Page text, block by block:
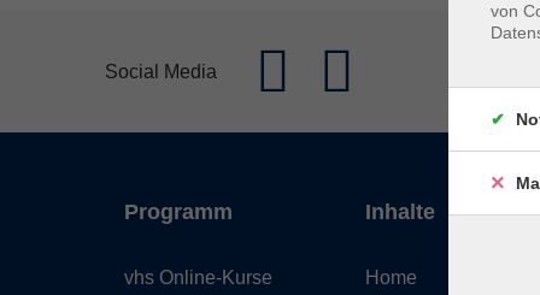
Social Media
Programm
vhs Online-Kurse
Inhalte
Home
von